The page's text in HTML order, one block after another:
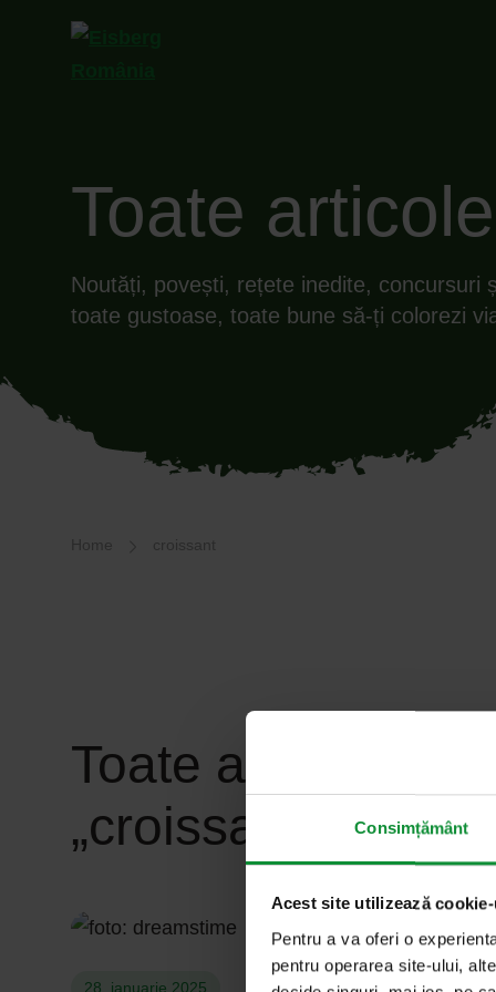
Consimțământ
Acest site utilizează
Pentru a va oferi o
pentru operarea site-ului,
Toate
Noutăți, povești, rețete inedite, concursuri
toate gustoase, toate bune să-ți colorezi
Toate articolele
„croissant”
28. ianuarie 2025